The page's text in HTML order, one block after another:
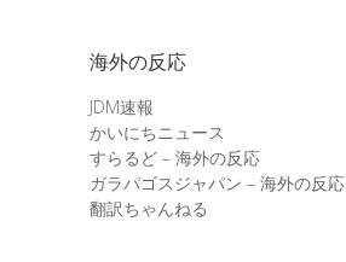
海外の反応
JDM速報
かいにちニュース
すらるど – 海外の反応
ガラパゴスジャパン – 海外の反応
翻訳ちゃんねる